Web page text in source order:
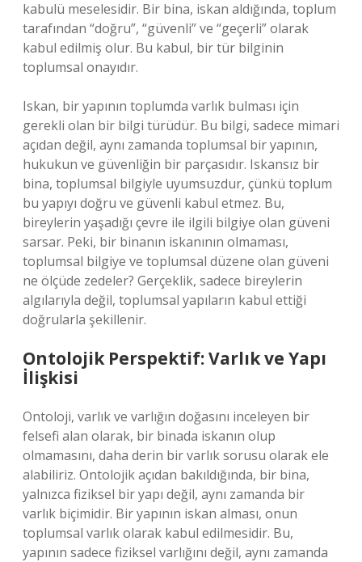
kabulü meselesidir. Bir bina, iskan aldığında, toplum
tarafından “doğru”, “güvenli” ve “geçerli” olarak
kabul edilmiş olur. Bu kabul, bir tür bilginin
toplumsal onayıdır.
Iskan, bir yapının toplumda varlık bulması için
gerekli olan bir bilgi türüdür. Bu bilgi, sadece mimari
açıdan değil, aynı zamanda toplumsal bir yapının,
hukukun ve güvenliğin bir parçasıdır. Iskansız bir
bina, toplumsal bilgiyle uyumsuzdur, çünkü toplum
bu yapıyı doğru ve güvenli kabul etmez. Bu,
bireylerin yaşadığı çevre ile ilgili bilgiye olan güveni
sarsar. Peki, bir binanın iskanının olmaması,
toplumsal bilgiye ve toplumsal düzene olan güveni
ne ölçüde zedeler? Gerçeklik, sadece bireylerin
algılarıyla değil, toplumsal yapıların kabul ettiği
doğrularla şekillenir.
Ontolojik Perspektif: Varlık ve Yapı
İlişkisi
Ontoloji, varlık ve varlığın doğasını inceleyen bir
felsefi alan olarak, bir binada iskanın olup
olmamasını, daha derin bir varlık sorusu olarak ele
alabiliriz. Ontolojik açıdan bakıldığında, bir bina,
yalnızca fiziksel bir yapı değil, aynı zamanda bir
varlık biçimidir. Bir yapının iskan alması, onun
toplumsal varlık olarak kabul edilmesidir. Bu,
yapının sadece fiziksel varlığını değil, aynı zamanda